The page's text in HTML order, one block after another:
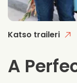
Katso traileri
A